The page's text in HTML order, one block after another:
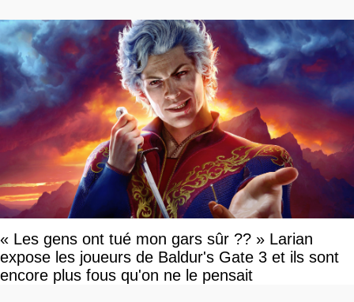
« Les gens ont tué mon gars sûr ?? » Larian
expose les joueurs de Baldur's Gate 3 et ils sont
encore plus fous qu'on ne le pensait